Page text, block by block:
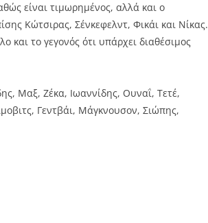
είναι τιμωρημένος, αλλά και ο
Κώτσιρας, Σένκεφελντ, Φικάι και Νίκας.
και το γεγονός ότι υπάρχει διαθέσιμος
Μαξ, Ζέκα, Ιωαννίδης, Ουναΐ, Τετέ,
Γεντβάι, Μάγκνουσον, Σιώπης,